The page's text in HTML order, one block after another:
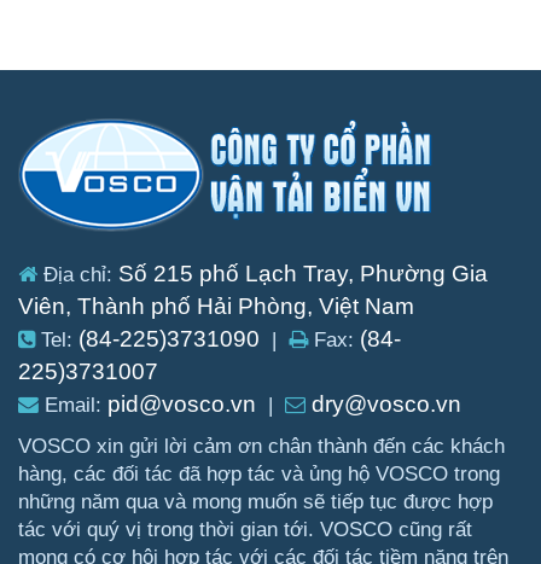
Địa chỉ: Số 215 phố Lạch Tray, Phường Gia
Viên, Thành phố Hải Phòng, Việt Nam
Tel: (84-225)3731090 | Fax: (84-
225)3731007
Email: pid@vosco.vn | dry@vosco.vn
VOSCO xin gửi lời cảm ơn chân thành đến các khách
hàng, các đối tác đã hợp tác và ủng hộ VOSCO trong
những năm qua và mong muốn sẽ tiếp tục được hợp
tác với quý vị trong thời gian tới. VOSCO cũng rất
mong có cơ hội hợp tác với các đối tác tiềm năng trên